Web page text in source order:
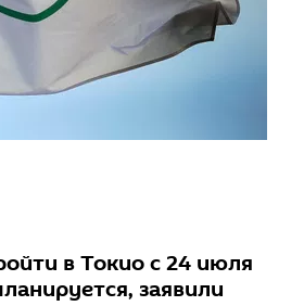
в Токио с 24 июля
заявили